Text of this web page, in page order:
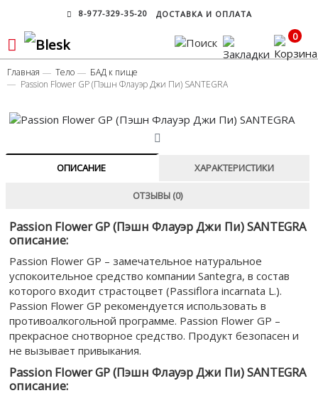
8-977-329-35-20 ДОСТАВКА И ОПЛАТА
0
Главная Тело
БАД к пище
Passion Flower GP (Пэшн Флауэр Джи Пи) SANTEGRA
ОПИСАНИЕ ХАРАКТЕРИСТИКИ
ОТЗЫВЫ (0)
Passion Flower GP (Пэшн Флауэр Джи Пи) SANTEGRA
описание:
Passion Flower GP – замечательное натуральное
успокоительное средство компании Santegra, в состав
которого входит страстоцвет (Passiflora incarnata L.).
Passion Flower GP рекомендуется использовать в
противоалкогольной программе. Passion Flower GP –
прекрасное снотворное средство. Продукт безопасен и
не вызывает привыкания.
Passion Flower GP (Пэшн Флауэр Джи Пи) SANTEGRA
описание: